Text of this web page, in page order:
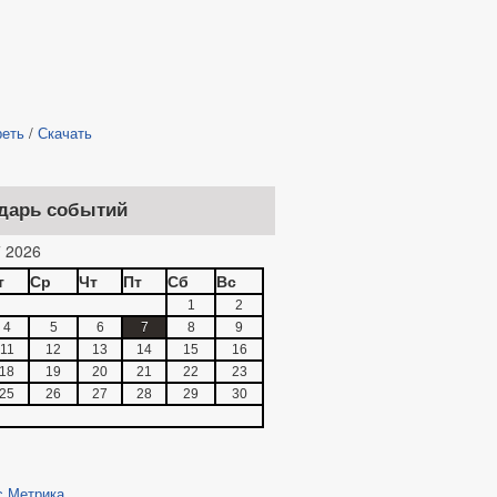
/ Скачать
событий
Ср Чт Пт Сб Вс
1
2
4
5 6 7 8
9
11
12 13 14 15
16
18
19 20 21 22
23
25
26 27 28 29 30